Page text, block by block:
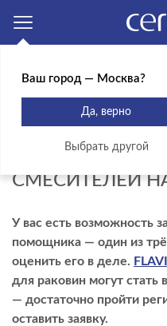
Главная Блог Новости
МАМИНЫ
CERSANIT
СМЕСИТЕЛЕЙ НА
У вас есть возможность
помощника — один из
оценить его в деле.
для раковин могут стать
— достаточно пройти
оставить заявку.
Ваш город — Москва?
Да, верно
Выбрать другой